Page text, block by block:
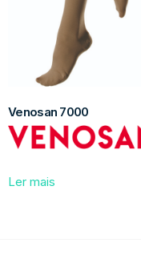
Venosan 7000
Ler mais